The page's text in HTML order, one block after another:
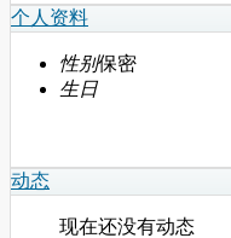
个人资料
性别保密
生日
动态
现在还没有动态